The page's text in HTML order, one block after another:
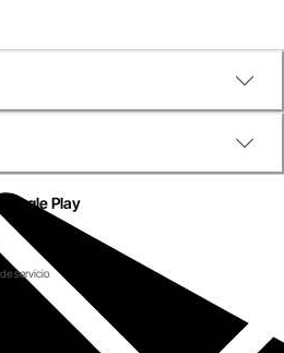
Google Play
servicio